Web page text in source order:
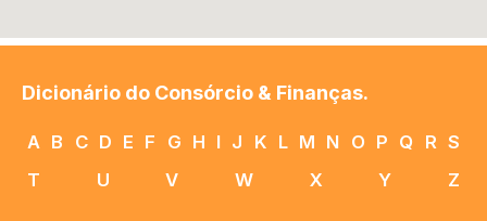
Dicionário do Consórcio & Finanças.
A B C D E F G H I J K L M N O P Q R S
T
U V W X Y Z